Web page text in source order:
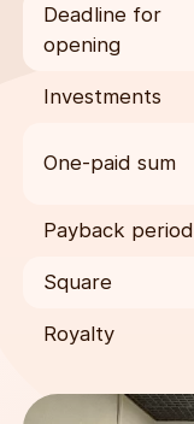
Deadline for
opening
Investments
One-paid sum
Payback period
Square
Royalty